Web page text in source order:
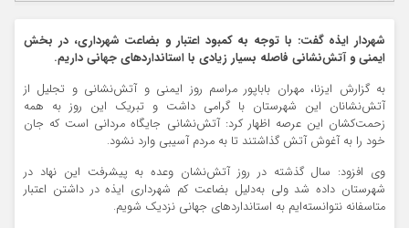
شهردار ایذه گفت: با توجه به کمبود اعتبار و بضاعت شهرداری، در بخش
ایمنی و آتش‌نشانی فاصله بسیار زیادی با استانداردهای جهانی داریم.
به گزارش ایزنا، مهران باباپور مراسم روز ایمنی و آتش‌نشانی و تجلیل از
آتش‌نشانان این شهرستان با گرامی داشت و تبریک این روز به همه
زحمت‌کشان این عرصه اظهار کرد: آتش‌نشانی جایگاه مردانی است که جان
خود را به آغوش آتش گذاشتند تا به مردم آسیبی وارد نشود.
وی افزود: سال گذشته در روز آتش‌نشان وعده به پیشرفت این نهاد در
شهرستان داده شد ولی به‌دلیل بضاعت کم شهرداری ایذه در داشتن اعتبار
متاسفانه نتوانسته‌ایم به استانداردهای جهانی نزدیک شویم.